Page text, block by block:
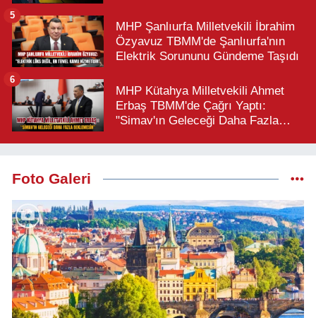
MHP Şanlıurfa Milletvekili İbrahim
Özyavuz TBMM'de Şanlıurfa'nın
Elektrik Sorununu Gündeme Taşıdı
5
MHP Kütahya Milletvekili Ahmet
Erbaş TBMM'de Çağrı Yaptı:
"Simav'ın Geleceği Daha Fazla
6
Foto Galeri